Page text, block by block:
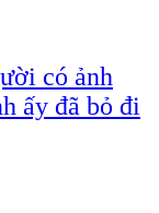
có ảnh
ấy đã bỏ đi